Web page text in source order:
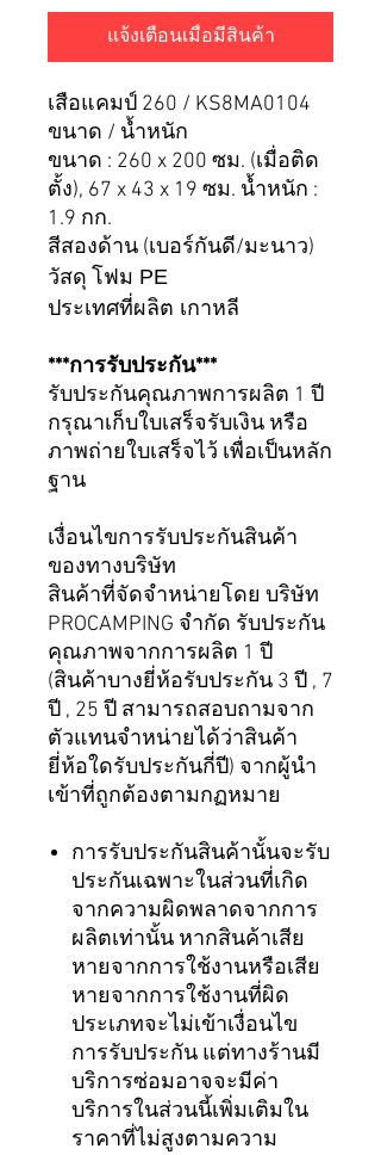
แจ้งเตือนเมื่อมีสินค้า
เสื่อแคมป์ 260 / KS8MA0104
ขนาด / น้ำหนัก
ขนาด : 260 x 200 ซม. (เมื่อติด
ตั้ง), 67 x 43 x 19 ซม. น้ำหนัก :
1.9 กก.
สีสองด้าน (เบอร์กันดี/มะนาว)
วัสดุ โฟม PE
ประเทศที่ผลิต เกาหลี
***การรับประกัน***
รับประกันคุณภาพการผลิต 1 ปี
กรุณาเก็บใบเสร็จรับเงิน หรือ
ภาพถ่ายใบเสร็จไว้ เพื่อเป็นหลัก
ฐาน
เงื่อนไขการรับประกันสินค้า
ของทางบริษัท
สินค้าที่จัดจำหน่ายโดย บริษัท
PROCAMPING จำกัด รับประกัน
คุณภาพจากการผลิต 1 ปี
(สินค้าบางยี่ห้อรับประกัน 3 ปี , 7
ปี , 25 ปี สามารถสอบถามจาก
ตัวแทนจำหน่ายได้ว่าสินค้า
ยี่ห้อใดรับประกันกี่ปี) จากผู้นำ
เข้าที่ถูกต้องตามกฏหมาย
การรับประกันสินค้านั้นจะรับ
ประกันเฉพาะในส่วนที่เกิด
จากความผิดพลาดจากการ
ผลิตเท่านั้น หากสินค้าเสีย
หายจากการใช้งานหรือเสีย
หายจากการใช้งานที่ผิด
ประเภทจะไม่เข้าเงื่อนไข
การรับประกัน แต่ทางร้านมี
บริการซ่อมอาจจะมีค่า
บริการในส่วนนี้เพิ่มเติมใน
ราคาที่ไม่สูงตามความ